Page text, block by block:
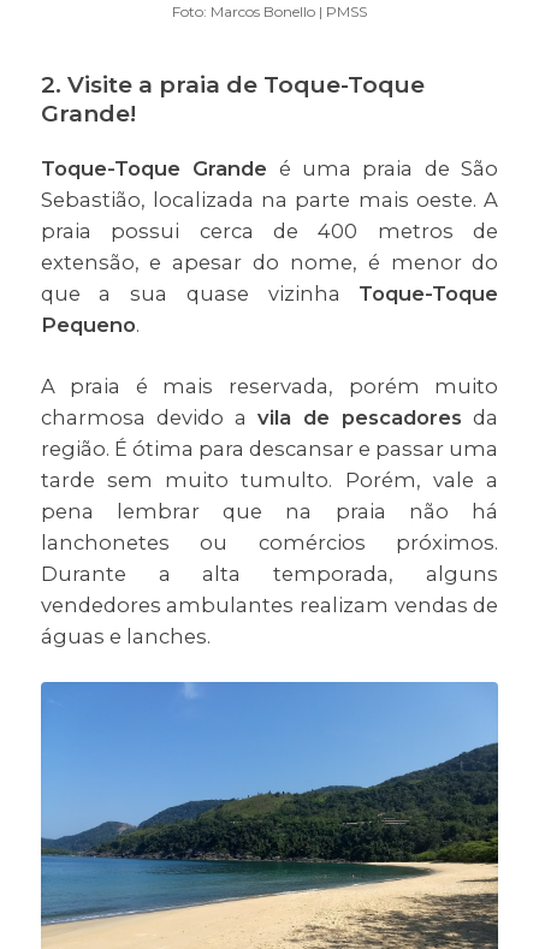
Foto: Marcos Bonello | PMSS
2. Visite a praia de Toque-Toque
Grande!
Toque-Toque Grande é uma praia de São
Sebastião, localizada na parte mais oeste. A
praia possui cerca de 400 metros de
extensão, e apesar do nome, é menor do
que a sua quase vizinha Toque-Toque
Pequeno.
A praia é mais reservada, porém muito
charmosa devido a vila de pescadores da
região. É ótima para descansar e passar uma
tarde sem muito tumulto. Porém, vale a
pena lembrar que na praia não há
lanchonetes ou comércios próximos.
Durante a alta temporada, alguns
vendedores ambulantes realizam vendas de
águas e lanches.